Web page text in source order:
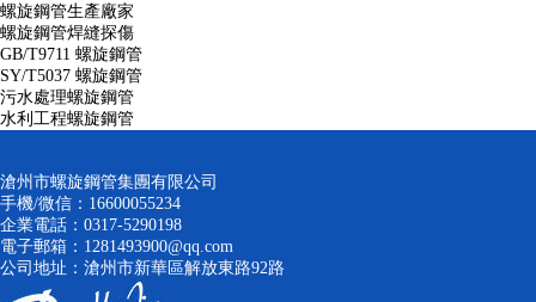
螺旋鋼管生產廠家
螺旋鋼管焊縫探傷
GB/T9711 螺旋鋼管
SY/T5037 螺旋鋼管
污水處理螺旋鋼管
水利工程螺旋鋼管
滄州市螺旋鋼管集團有限公司
手機/微信：16600055234
企業電話：0317-5290198
電子郵箱：1281493900@qq.com
公司地址：滄州市新華區解放東路92路